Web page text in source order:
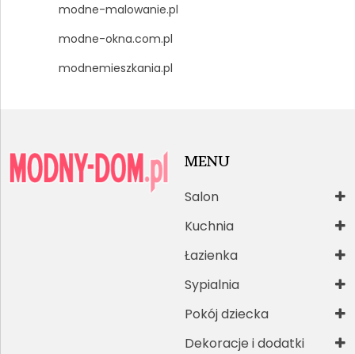
modne-malowanie.pl
modne-okna.com.pl
modnemieszkania.pl
MENU
Salon
Kuchnia
Łazienka
Sypialnia
Pokój dziecka
Dekoracje i dodatki